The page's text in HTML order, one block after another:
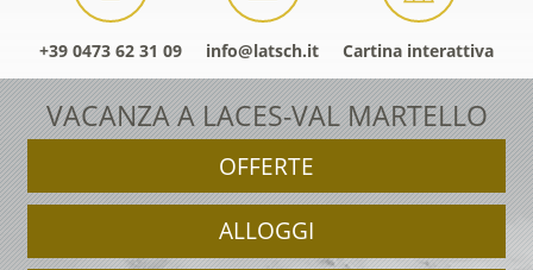
+39 0473 62 31 09 info@latsch.it Cartina interattiva
VACANZA A LACES-VAL MARTELLO
OFFERTE
ALLOGGI